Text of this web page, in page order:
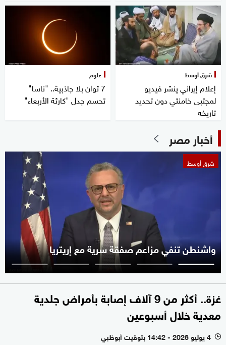
شرق أوسط
إعلام إيراني ينشر فيديو
لمجتبى خامنئي دون تحديد
تاريخه
علوم
7 ثوان بلا جاذبية.. "ناسا"
تحسم جدل "كارثة الأربعاء"
أخبار مصر
شرق أوسط
واشنطن تنفي مزاعم صفقة سرية مع إريتريا
غزة.. أكثر من 9 آلاف إصابة بأمراض جلدية
معدية خلال أسبوعين
l 4 يوليو 2026 - 14:42 بتوقيت أبوظبي